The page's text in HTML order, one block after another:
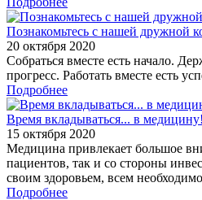
Познакомьтесь с нашей дружной
20 октября 2020
Собраться вместе есть начало.
прогресс. Работать вместе есть
Подробнее
Время вкладываться... в медицину!
15 октября 2020
Медицина привлекает большое
пациентов, так и со стороны
своим здоровьем, всем
Подробнее